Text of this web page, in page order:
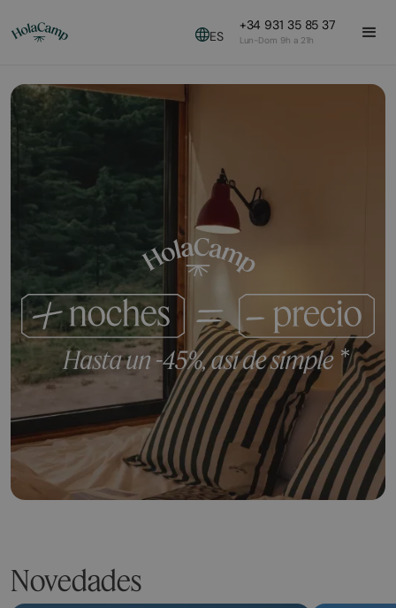
ES
+34 931 35 85 37
Lun-Dom 9h a 21h
Novedades